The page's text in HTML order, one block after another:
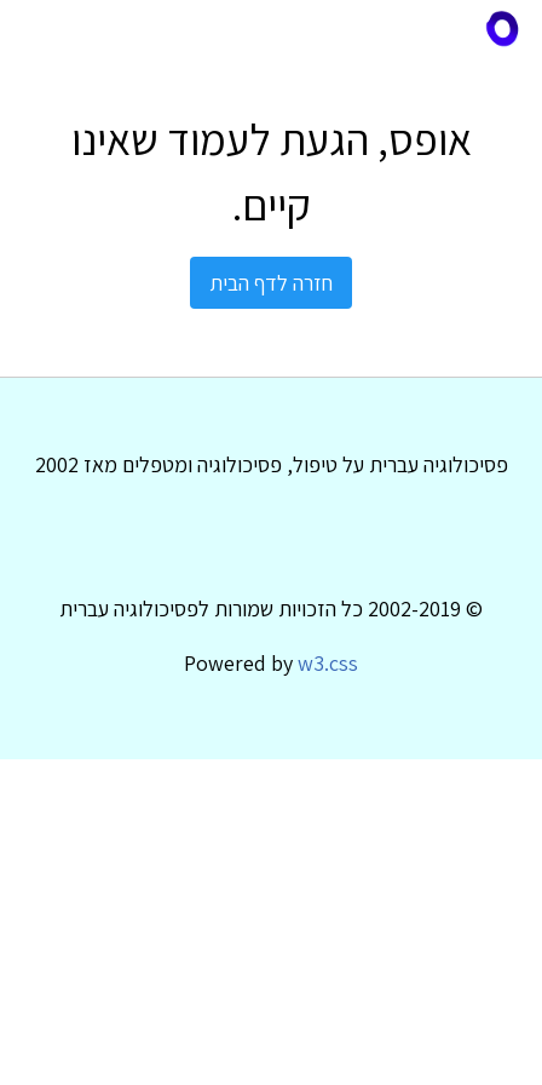
אופס, הגעת לעמוד שאינו
קיים.
חזרה לדף הבית
פסיכולוגיה עברית על טיפול, פסיכולוגיה ומטפלים מאז 2002
© 2002-2019 כל הזכויות שמורות לפסיכולוגיה עברית
Powered byw3.css